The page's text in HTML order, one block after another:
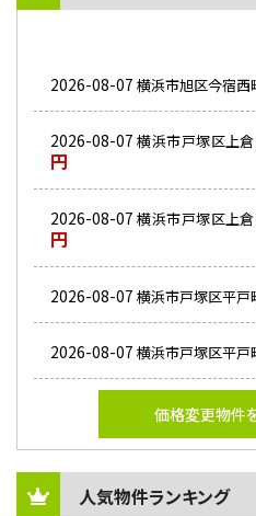
2026-08-07 横浜市旭区今宿西
2026-08-07 横浜市戸塚区上
円
2026-08-07 横浜市戸塚区上
円
2026-08-07 横浜市戸塚区平戸
2026-08-07 横浜市戸塚区平戸
価格変更物件
人気物件ランキング